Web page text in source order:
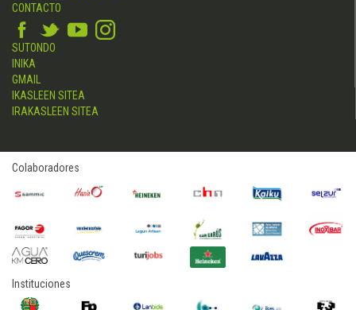
CONTACTO
SUTONDO
INIKA
GMAIL
IKASLEEN SITEA
IRAKASLEEN SITEA
Colaboradores
Instituciones